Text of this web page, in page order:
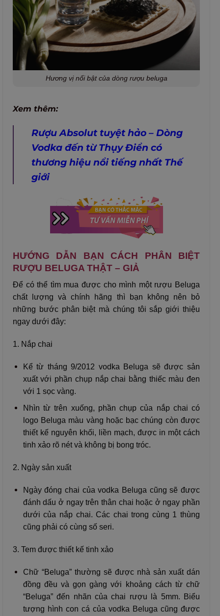
Hương vị nổi bật của dòng rượu beluga
Xem thêm:
Rượu Absolut tuyệt hảo – Dòng
Vodka đến từ Thụy Điển có
thương hiệu nổi tiếng nhất Thế
giới
HƯỚNG DẪN BẠN CÁCH PHÂN BIỆT
RƯỢU BELUGA THẬT – GIẢ
Để có thể tìm mua được cho mình một rượu Beluga
chất lượng và chính hãng thì bạn không nên bỏ
những bước phân biệt mà chúng tôi sắp giới thiệu
ngay dưới đây:
1. Nắp chai
Kể từ tháng 9/2012 vodka Beluga sẽ được sản
xuất với phần chụp nắp chai bằng thiếc màu đen
với 1 sọc vàng.
Nhìn từ trên xuống, phần chụp của nắp chai có
logo Beluga màu vàng hoặc bạc chúng còn được
thiết kế nguyên khối, liền mạch, được in một cách
tinh xảo rõ nét và không bị bong tróc.
2. Ngày sản xuất
Ngày đóng chai của vodka Beluga cũng sẽ được
đánh dấu ở ngay trên thân chai hoặc ở ngay phần
dưới của nắp chai. Các chai trong cùng 1 thùng
cũng phải có cùng số seri.
3. Tem được thiết kế tinh xảo
Chữ “Beluga” thường sẽ được nhà sản xuất dán
đồng đều và gọn gàng với khoảng cách từ chữ
“Beluga” đến nhãn của chai rượu là 5mm. Biểu
tượng hình con cá của vodka Beluga cũng được